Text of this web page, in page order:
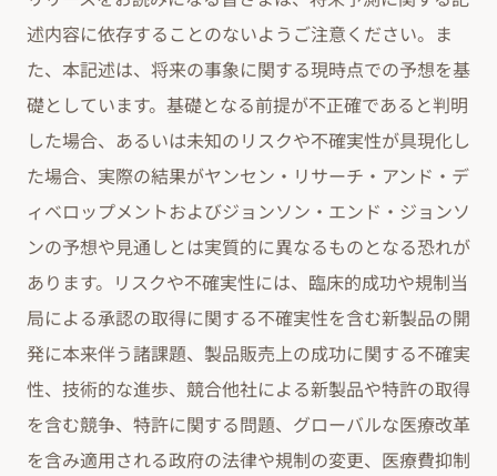
述内容に依存することのないようご注意ください。ま
た、本記述は、将来の事象に関する現時点での予想を基
礎としています。基礎となる前提が不正確であると判明
した場合、あるいは未知のリスクや不確実性が具現化し
た場合、実際の結果がヤンセン・リサーチ・アンド・デ
ィベロップメントおよびジョンソン・エンド・ジョンソ
ンの予想や見通しとは実質的に異なるものとなる恐れが
あります。リスクや不確実性には、臨床的成功や規制当
局による承認の取得に関する不確実性を含む新製品の開
発に本来伴う諸課題、製品販売上の成功に関する不確実
性、技術的な進歩、競合他社による新製品や特許の取得
を含む競争、特許に関する問題、グローバルな医療改革
を含み適用される政府の法律や規制の変更、医療費抑制